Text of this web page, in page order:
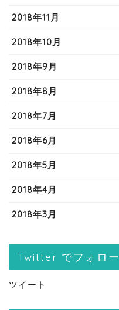
2018年11月
2018年10月
2018年9月
2018年8月
2018年7月
2018年6月
2018年5月
2018年4月
2018年3月
Twitter でフォロー
ツイート